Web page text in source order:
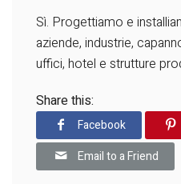
Sì. Progettiamo e
aziende, industrie,
uffici, hotel e strutture
Share this:
Facebook
Email to a Friend